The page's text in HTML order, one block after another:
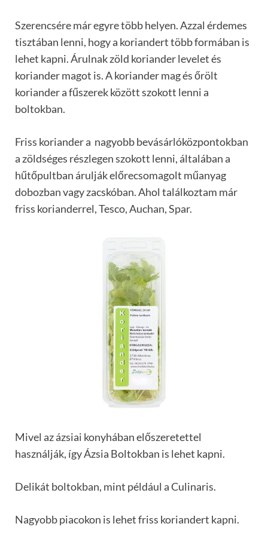
Szerencsére már egyre több helyen. Azzal érdemes
tisztában lenni, hogy a koriandert több formában is
lehet kapni. Árulnak zöld koriander levelet és
koriander magot is. A koriander mag és őrölt
koriander a fűszerek között szokott lenni a
boltokban.
Friss koriander a nagyobb bevásárlóközpontokban
a zöldséges részlegen szokott lenni, általában a
hűtőpultban árulják előrecsomagolt műanyag
dobozban vagy zacskóban. Ahol találkoztam már
friss korianderrel, Tesco, Auchan, Spar.
Mivel az ázsiai konyhában előszeretettel
használják, így Ázsia Boltokban is lehet kapni.
Delikát boltokban, mint például a Culinaris.
Nagyobb piacokon is lehet friss koriandert kapni.